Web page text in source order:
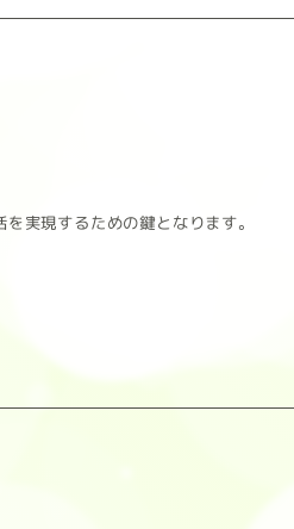
実現するための鍵となります。